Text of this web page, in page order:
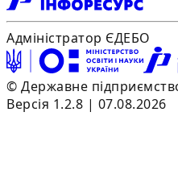
Адміністратор ЄДЕБО
© Державне
Версія 1.2.8 | 07.08.2026